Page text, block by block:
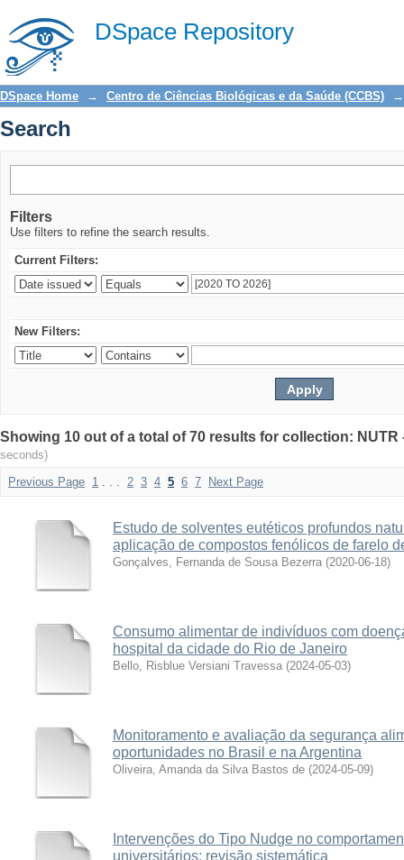
DSpace Repository
Search
DSpace Home → Centro de Ciências Biológicas e da Saúde (CCBS) →
Search
Filters
Use filters to refine the search results.
Current Filters:
New Filters:
Showing 10 out of a total of 70 results for collection:
seconds)
Previous Page 1 . . . 2 3 4 5 6 7 Next Page
Estudo de solventes eutéticos profundos
aplicação de compostos fenólicos de farelo
Gonçalves, Fernanda de Sousa Bezerra (2020-06-18)
Consumo alimentar de indivíduos com
hospital da cidade do Rio de Janeiro
Bello, Risblue Versiani Travessa (2024-05-03)
Monitoramento e avaliação da segurança
oportunidades no Brasil e na Argentina
Oliveira, Amanda da Silva Bastos de (2024-05-09)
Intervenções do Tipo Nudge no
universitários: revisão sistemática